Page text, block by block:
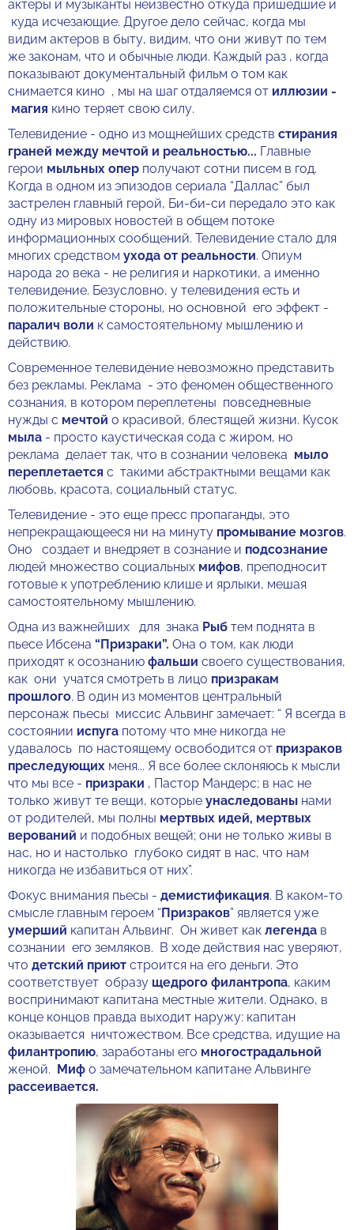
актеры и музыканты неизвестно откуда пришедшие и
куда исчезающие. Другое дело сейчас, когда мы
видим актеров в быту, видим, что они живут по тем
же законам, что и обычные люди. Каждый раз , когда
показывают документальный фильм о том как
снимается кино , мы на шаг отдаляемся от иллюзии -
магия кино теряет свою силу.
Телевидение - одно из мощнейших средств стирания
граней между мечтой и реальностью... Главные
герои мыльных опер получают сотни писем в год.
Когда в одном из эпизодов сериала “Даллас” был
застрелен главный герой, Би-би-си передало это как
одну из мировых новостей в общем потоке
информационных сообщений. Телевидение стало для
многих средством ухода от реальности. Опиум
народа 20 века - не религия и наркотики, а именно
телевидение. Безусловно, у телевидения есть и
положительные стороны, но основной его эффект -
паралич воли к самостоятельному мышлению и
действию.
Современное телевидение невозможно представить
без рекламы. Реклама - это феномен общественного
сознания, в котором переплетены повседневные
нужды с мечтой о красивой, блестящей жизни. Кусок
мыла - просто каустическая сода с жиром, но
реклама делает так, что в сознании человека мыло
переплетается с такими абстрактными вещами как
любовь, красота, социальный статус.
Телевидение - это еще пресс пропаганды, это
непрекращающееся ни на минуту промывание мозгов.
Оно создает и внедряет в сознание и подсознание
людей множество социальных мифов, преподносит
готовые к употреблению клише и ярлыки, мешая
самостоятельному мышлению.
Одна из важнейших для знака Рыб тем поднята в
пьесе Ибсена “Призраки”. Она о том, как люди
приходят к осознанию фальши своего существования,
как они учатся смотреть в лицо призракам
прошлого. В один из моментов центральный
персонаж пьесы миссис Альвинг замечает: “ Я всегда в
состоянии испуга потому что мне никогда не
удавалось по настоящему освободится от призраков
преследующих меня... Я все более склоняюсь к мысли
что мы все - призраки , Пастор Мандерс; в нас не
только живут те вещи, которые унаследованы нами
от родителей, мы полны мертвых идей, мертвых
верований и подобных вещей; они не только живы в
нас, но и настолько глубоко сидят в нас, что нам
никогда не избавиться от них”.
Фокус внимания пьесы - демистификация. В каком-то
смысле главным героем “Призраков” является уже
умерший капитан Альвинг. Он живет как легенда в
сознании его земляков. В ходе действия нас уверяют,
что детский приют строится на его деньги. Это
соответствует образу щедрого филантропа, каким
воспринимают капитана местные жители. Однако, в
конце концов правда выходит наружу: капитан
оказывается ничтожеством. Все средства, идущие на
филантропию, заработаны его многострадальной
женой. Миф о замечательном капитане Альвинге
рассеивается.